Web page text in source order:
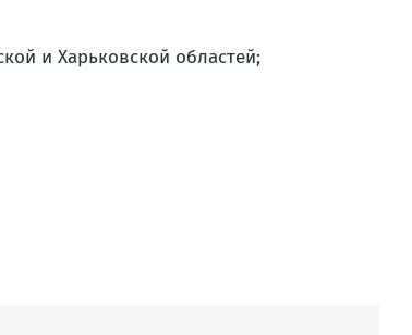
и Харьковской областей;